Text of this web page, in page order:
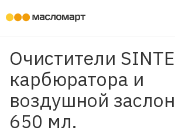
Очистители
карбюратора и
воздушной
650 мл.